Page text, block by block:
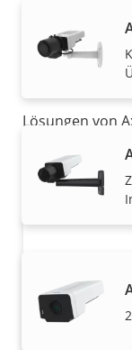
Lösungen von
von unseren
und